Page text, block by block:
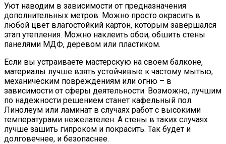
Уют наводим в зависимости от предназначения
дополнительных метров. Можно просто окрасить в
любой цвет влагостойкий картон, которым завершался
этап утепления. Можно наклеить обои, обшить стены
панелями МДФ, деревом или пластиком.
Если вы устраиваете мастерскую на своем балконе,
материалы лучше взять устойчивые к частому мытью,
механическим повреждениям или огню – в
зависимости от сферы деятельности. Возможно, лучшим
по надежности решением станет кафельный пол.
Линолеум или ламинат в случаях работ с высокими
температурами нежелателен. А стены в таких случаях
лучше зашить гипроком и покрасить. Так будет и
долговечнее, и безопаснее.